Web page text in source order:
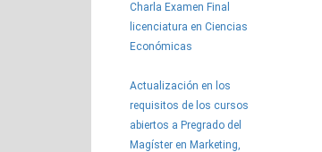
Charla Examen Final
licenciatura en Ciencias
Económicas
Actualización en los
requisitos de los cursos
abiertos a Pregrado del
Magíster en Marketing,